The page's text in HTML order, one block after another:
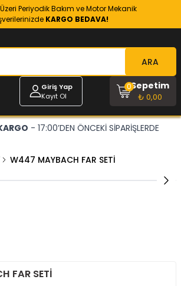
Periyodik Bakım ve Motor Mekanik
KARGO BEDAVA!
ARA
Giriş Yap
Kayıt Ol
Sepetim
₺ 0,00
0
- 17:00’DEN ÖNCEKİ SİPARİŞLERDE
W447 MAYBACH FAR SETİ
FAR SETİ